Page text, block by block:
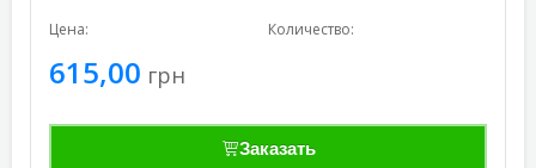
Цена:
615,00 грн
Количество:
Заказать